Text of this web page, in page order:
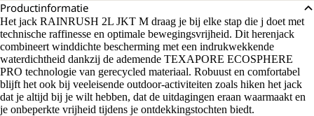
Productinformatie
Het jack RAINRUSH 2L JKT M draag je bij elke stap die j doet met
technische raffinesse en optimale bewegingsvrijheid. Dit herenjack
combineert winddichte bescherming met een indrukwekkende
waterdichtheid dankzij de ademende TEXAPORE ECOSPHERE
PRO technologie van gerecycled materiaal. Robuust en comfortabel
blijft het ook bij veeleisende outdoor-activiteiten zoals hiken het jack
dat je altijd bij je wilt hebben, dat de uitdagingen eraan waarmaakt en
je onbeperkte vrijheid tijdens je ontdekkingstochten biedt.